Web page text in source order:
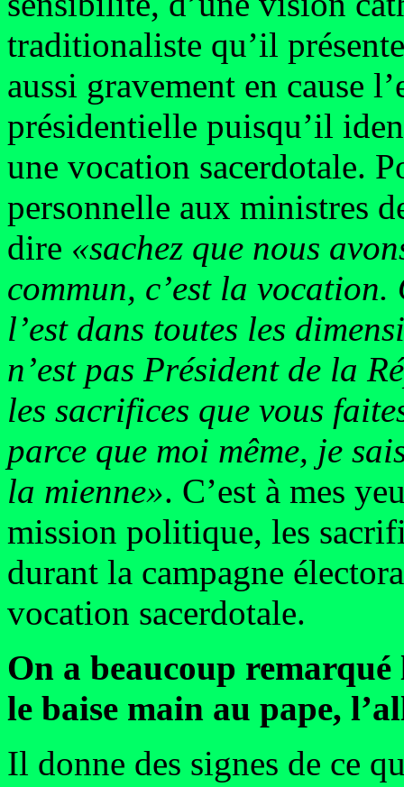
traditionaliste qu’il
aussi gravement en cause
présidentielle puisqu’il
une vocation sacerdotale.
personnelle aux ministres
dire «sachez que nous
commun, c’est la
l’est dans toutes les
n’est pas Président de la
les sacrifices que vous
parce que moi même, je
la mienne». C’est à mes
mission politique, les
durant la campagne
vocation sacerdotale.
On a beaucoup remarqué
le baise main au pape,
Il donne des signes de ce